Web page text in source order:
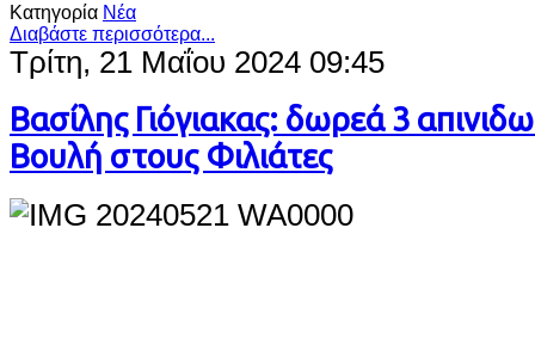
Κατηγορία Νέα
Διαβάστε περισσότερα...
Τρίτη, 21 Μαΐου 2024 09:45
Βασίλης Γιόγιακας: δωρεά 3
Βουλή στους Φιλιάτες